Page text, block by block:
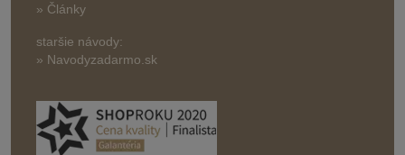
» Články
staršie návody:
» Navodyzadarmo.sk